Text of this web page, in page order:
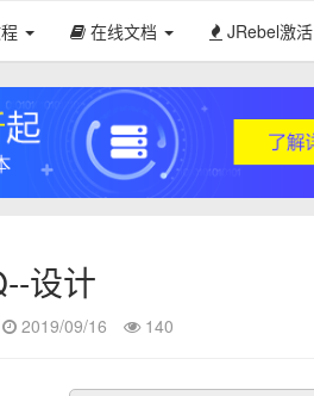
在线文档 JRebel激活
设计
2019/09/16 140